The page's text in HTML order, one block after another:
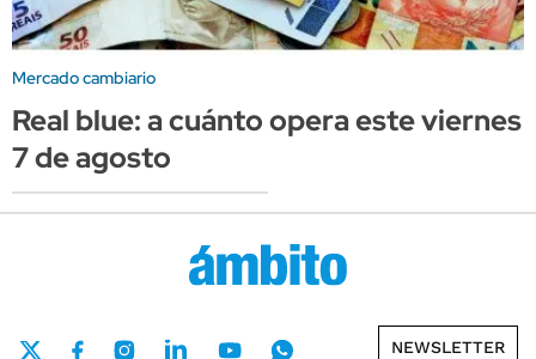
Mercado cambiario
Real blue: a cuánto opera este viernes
7 de agosto
NEWSLETTER